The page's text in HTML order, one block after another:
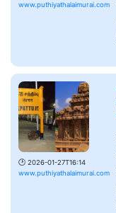
www.puthiyathalaimurai.com
🕑 2026-01-27T16:14
www.puthiyathalaimurai.com